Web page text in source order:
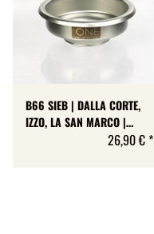
B66 SIEB | DALLA CORTE,
IZZO, LA SAN MARCO |
B661TH25/ONE | 8-9.5 GR |
26,90 € *